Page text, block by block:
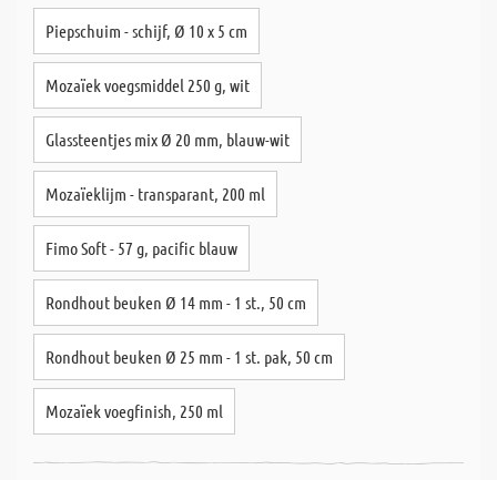
Piepschuim - schijf, Ø 10 x 5 cm
Mozaïek voegsmiddel 250 g, wit
Glassteentjes mix Ø 20 mm, blauw-wit
Mozaïeklijm - transparant, 200 ml
Fimo Soft - 57 g, pacific blauw
Rondhout beuken Ø 14 mm - 1 st., 50 cm
Rondhout beuken Ø 25 mm - 1 st. pak, 50 cm
Mozaïek voegfinish, 250 ml